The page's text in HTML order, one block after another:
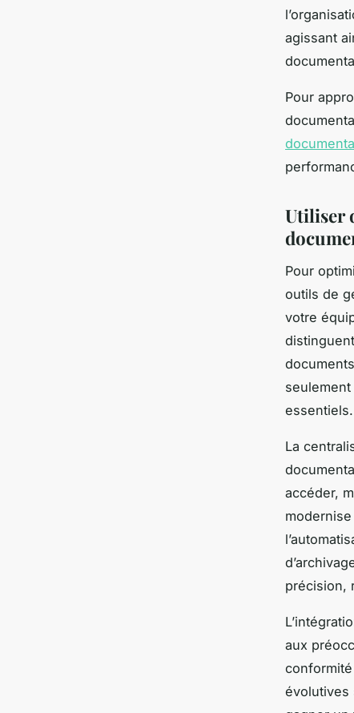
agissant
Pour
Utiliser
Pour
outils de
votre
essentiels.
La
accéder,
précision,
aux
évolutives